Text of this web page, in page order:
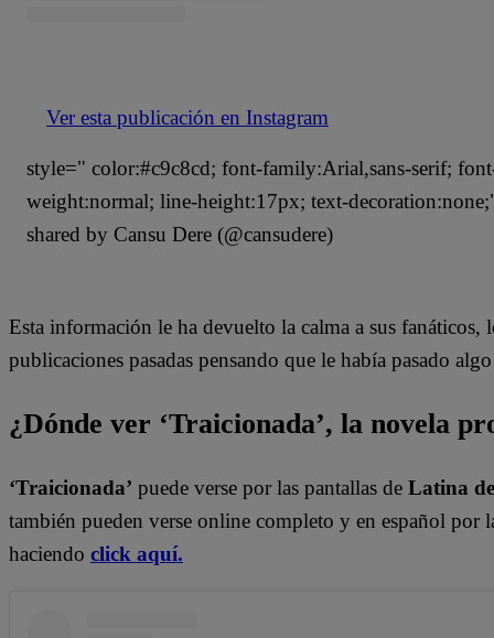
Ver esta publicación en Instagram
style=" color:#c9c8cd; font-family:Arial,sans-serif;
weight:normal; line-height:17px; text-
shared by Cansu Dere (@cansudere)
Esta información le ha devuelto la calma a sus fanáticos,
publicaciones pasadas pensando que le había pasado
¿Dónde ver ‘Traicionada’, la novela
‘Traicionada’ puede verse por las pantallas de Latina
también pueden verse online completo y en español por
haciendo click aquí.